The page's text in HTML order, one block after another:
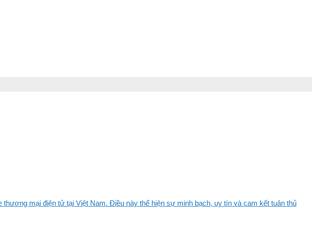
mại điện tử tại Việt Nam. Điều này thể hiện sự minh bạch, uy tín và cam kết tuân thủ